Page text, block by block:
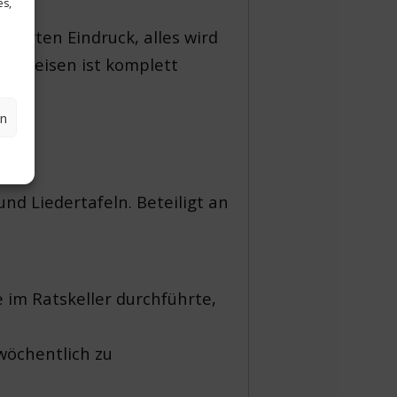
Eindruck, alles wird
ist komplett
Liedertafeln. Beteiligt an
im Ratskeller durchführte,
zu